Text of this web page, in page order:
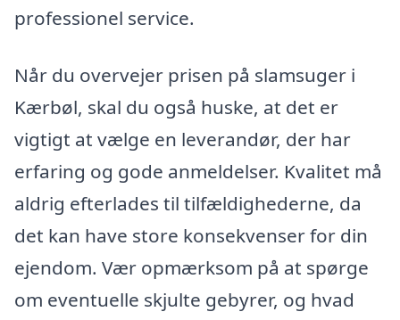
professionel service.
Når du overvejer prisen på slamsuger i
Kærbøl, skal du også huske, at det er
vigtigt at vælge en leverandør, der har
erfaring og gode anmeldelser. Kvalitet må
aldrig efterlades til tilfældighederne, da
det kan have store konsekvenser for din
ejendom. Vær opmærksom på at spørge
om eventuelle skjulte gebyrer, og hvad